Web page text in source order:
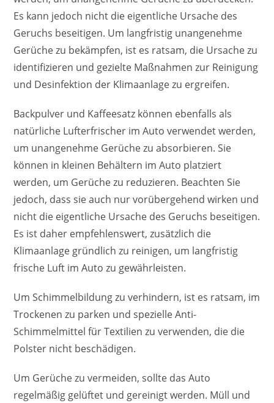
Es kann jedoch nicht die eigentliche Ursache des
Geruchs beseitigen. Um langfristig unangenehme
Gerüche zu bekämpfen, ist es ratsam, die Ursache zu
identifizieren und gezielte Maßnahmen zur Reinigung
und Desinfektion der Klimaanlage zu ergreifen.
Backpulver und Kaffeesatz können ebenfalls als
natürliche Lufterfrischer im Auto verwendet werden,
um unangenehme Gerüche zu absorbieren. Sie
können in kleinen Behältern im Auto platziert
werden, um Gerüche zu reduzieren. Beachten Sie
jedoch, dass sie auch nur vorübergehend wirken und
nicht die eigentliche Ursache des Geruchs beseitigen.
Es ist daher empfehlenswert, zusätzlich die
Klimaanlage gründlich zu reinigen, um langfristig
frische Luft im Auto zu gewährleisten.
Um Schimmelbildung zu verhindern, ist es ratsam, im
Trockenen zu parken und spezielle Anti-
Schimmelmittel für Textilien zu verwenden, die die
Polster nicht beschädigen.
Um Gerüche zu vermeiden, sollte das Auto
regelmäßig gelüftet und gereinigt werden. Müll und